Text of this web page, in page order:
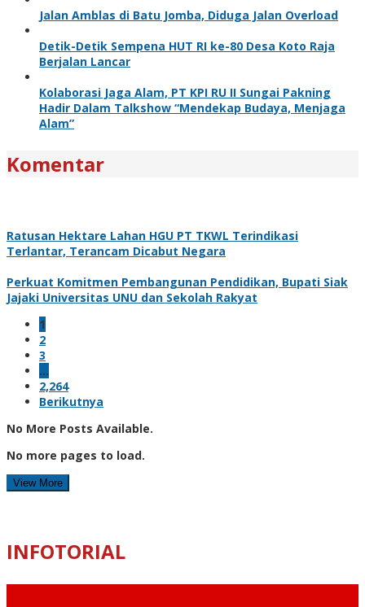
Jalan Amblas di Batu Jomba, Diduga Jalan Overload
Detik-Detik Sempena HUT RI ke-80 Desa Koto Raja
Berjalan Lancar
Kolaborasi Jaga Alam, PT KPI RU II Sungai Pakning
Hadir Dalam Talkshow “Mendekap Budaya, Menjaga
Alam”
Komentar
Ratusan Hektare Lahan HGU PT TKWL Terindikasi
Terlantar, Terancam Dicabut Negara
Perkuat Komitmen Pembangunan Pendidikan, Bupati Siak
Jajaki Universitas UNU dan Sekolah Rakyat
1
2
3
…
2,264
Berikutnya
No More Posts Available.
No more pages to load.
View More
INFOTORIAL